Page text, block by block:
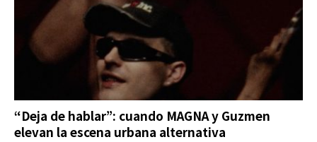
“Deja de hablar”: cuando MAGNA y Guzmen
elevan la escena urbana alternativa